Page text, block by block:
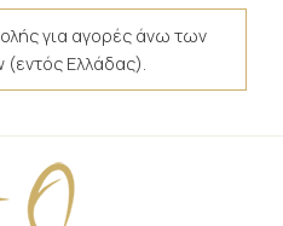
για αγορές άνω των
(εντός Ελλάδας).